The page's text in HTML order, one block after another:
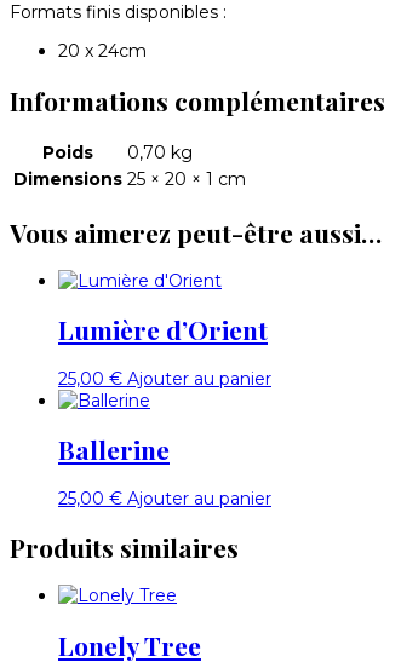
Formats finis disponibles :
20 x 24cm
Informations complémentaires
Poids
0,70 kg
Dimensions 25 × 20 × 1 cm
Vous aimerez peut-être aussi…
Lumière d’Orient
25,00 € Ajouter au panier
Ballerine
25,00 € Ajouter au panier
Produits similaires
Lonely Tree